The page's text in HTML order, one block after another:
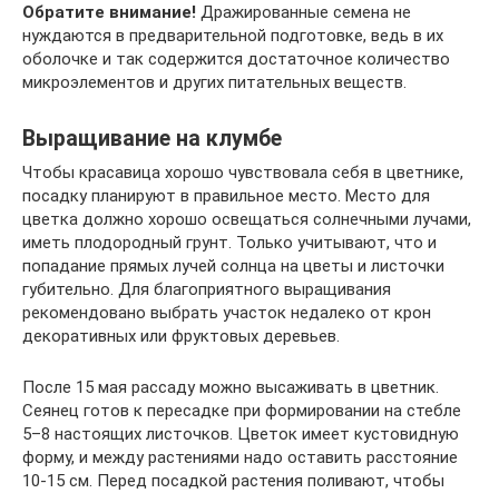
Обратите внимание! Дражированные семена не
нуждаются в предварительной подготовке, ведь в их
оболочке и так содержится достаточное количество
микроэлементов и других питательных веществ.
Выращивание на клумбе
Чтобы красавица хорошо чувствовала себя в цветнике,
посадку планируют в правильное место. Место для
цветка должно хорошо освещаться солнечными лучами,
иметь плодородный грунт. Только учитывают, что и
попадание прямых лучей солнца на цветы и листочки
губительно. Для благоприятного выращивания
рекомендовано выбрать участок недалеко от крон
декоративных или фруктовых деревьев.
После 15 мая рассаду можно высаживать в цветник.
Сеянец готов к пересадке при формировании на стебле
5–8 настоящих листочков. Цветок имеет кустовидную
форму, и между растениями надо оставить расстояние
10-15 см. Перед посадкой растения поливают, чтобы